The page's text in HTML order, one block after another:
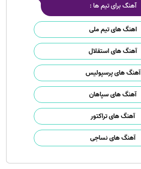
آهنگ برای تیم ها :
اهنگ های تیم ملی
آهنگ های استقلال
آهنگ های پرسپولیس
آهنگ های سپاهان
آهنگ های تراکتور
آهنگ های نساجی